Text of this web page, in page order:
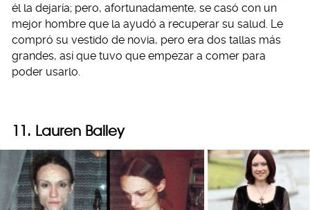
él la dejaría; pero, afortunadamente, se casó con un
mejor hombre que la ayudó a recuperar su salud. Le
compró su vestido de novia, pero era dos tallas más
grandes, así que tuvo que empezar a comer para
poder usarlo.
11. Lauren Bailey